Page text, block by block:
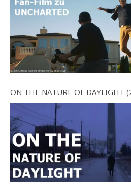
ON THE NATURE OF DAYLIGHT